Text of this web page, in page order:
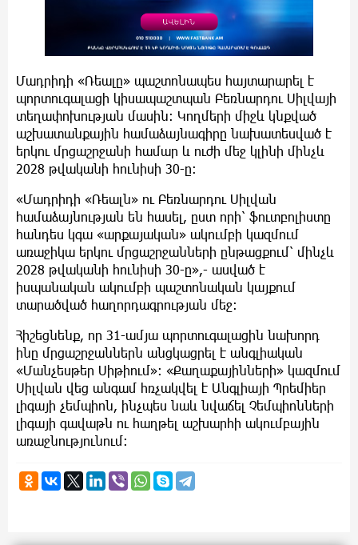
Մադրիդի «Ռեալը» պաշտոնապես հայտարարել է
պորտուգալացի կիսապաշտպան Բեռնարդու Սիլվայի
տեղափոխության մասին: Կողմերի միջև կնքված
աշխատանքային համաձայնագիրը նախատեսված է
երկու մրցաշրջանի համար և ուժի մեջ կլինի մինչև
2028 թվականի հունիսի 30-ը:
​«Մադրիդի «Ռեալն» ու Բեռնարդու Սիլվան
համաձայնության են հասել, ըստ որի՝ ֆուտբոլիստը
հանդես կգա «արքայական» ակումբի կազմում
առաջիկա երկու մրցաշրջանների ընթացքում՝ մինչև
2028 թվականի հունիսի 30-ը»,- ասված է
իսպանական ակումբի պաշտոնական կայքում
տարածված հաղորդագրության մեջ:
​Հիշեցնենք, որ 31-ամյա պորտուգալացին նախորդ
ինը մրցաշրջաններն անցկացրել է անգլիական
«Մանչեսթեր Սիթիում»: «Քաղաքայինների» կազմում
Սիլվան վեց անգամ հռչակվել է Անգլիայի Պրեմիեր
լիգայի չեմպիոն, ինչպես նաև նվաճել Չեմպիոնների
լիգայի գավաթն ու հաղթել աշխարհի ակումբային
առաջնությունում: